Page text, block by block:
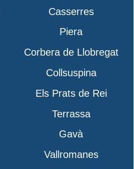
Casserres
Piera
Corbera de Llobregat
Collsuspina
Els Prats de Rei
Terrassa
Gavà
Vallromanes